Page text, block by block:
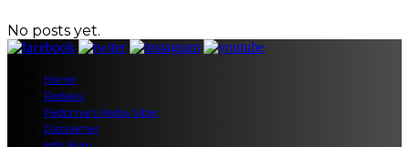
No posts yet.
Home
Redaksi
Pedoman Media Siber
Disclaimer